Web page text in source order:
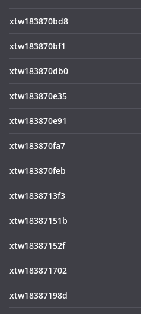
xtw183870bd8
xtw183870bf1
xtw183870db0
xtw183870e35
xtw183870e91
xtw183870fa7
xtw183870feb
xtw1838713f3
xtw18387151b
xtw18387152f
xtw183871702
xtw18387198d